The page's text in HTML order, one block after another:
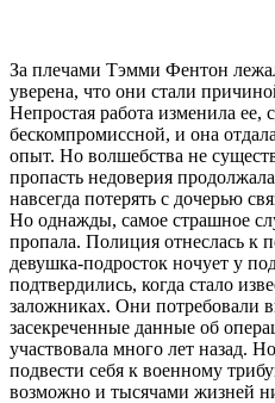
За плечами Тэмми Фентон
уверена, что они стали
Непростая работа изменила ее,
бескомпромиссной, и она
опыт. Но волшебства не
пропасть недоверия
навсегда потерять с дочерью
Но однажды, самое страшное
пропала. Полиция отнеслась к
девушка-подросток ночует у
подтвердились, когда стало
заложниках. Они потребовали
засекреченные данные об
участвовала много лет назад.
подвести себя к военному
возможно и тысячами жизней